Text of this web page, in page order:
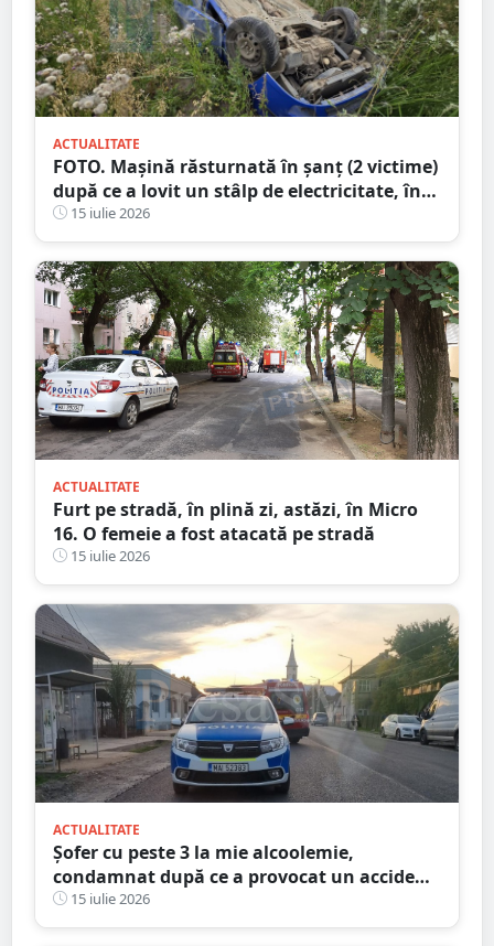
ACTUALITATE
FOTO. Mașină răsturnată în șanț (2 victime)
după ce a lovit un stâlp de electricitate, în
județul Satu Mare
15 iulie 2026
ACTUALITATE
Furt pe stradă, în plină zi, astăzi, în Micro
16. O femeie a fost atacată pe stradă
15 iulie 2026
ACTUALITATE
Șofer cu peste 3 la mie alcoolemie,
condamnat după ce a provocat un accident
dimineața. Ce explicație le-a dat
judecătorilor
15 iulie 2026